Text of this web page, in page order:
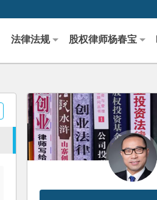
法律法规 股权律师杨春宝